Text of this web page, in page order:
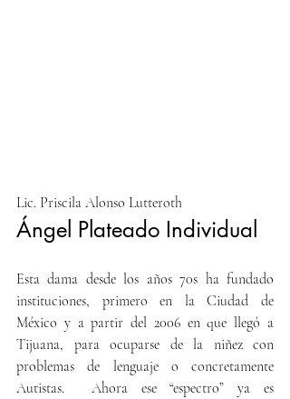
Lic. Priscila Alonso Lutteroth
Ángel Plateado Individual
Esta dama desde los años 70s ha fundado
instituciones, primero en la Ciudad de
México y a partir del 2006 en que llegó a
Tijuana, para ocuparse de la niñez con
problemas de lenguaje o concretamente
Autistas.  Ahora ese “espectro” ya es